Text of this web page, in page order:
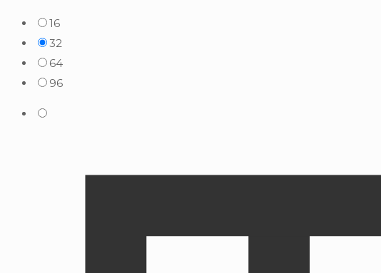
16
32
64
96